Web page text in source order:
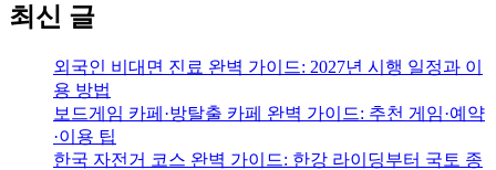
최신 글
외국인 비대면 진료 완벽 가이드: 2027년 시행 일정과 이
용 방법
보드게임 카페·방탈출 카페 완벽 가이드: 추천 게임·예약
·이용 팁
한국 자전거 코스 완벽 가이드: 한강 라이딩부터 국토 종